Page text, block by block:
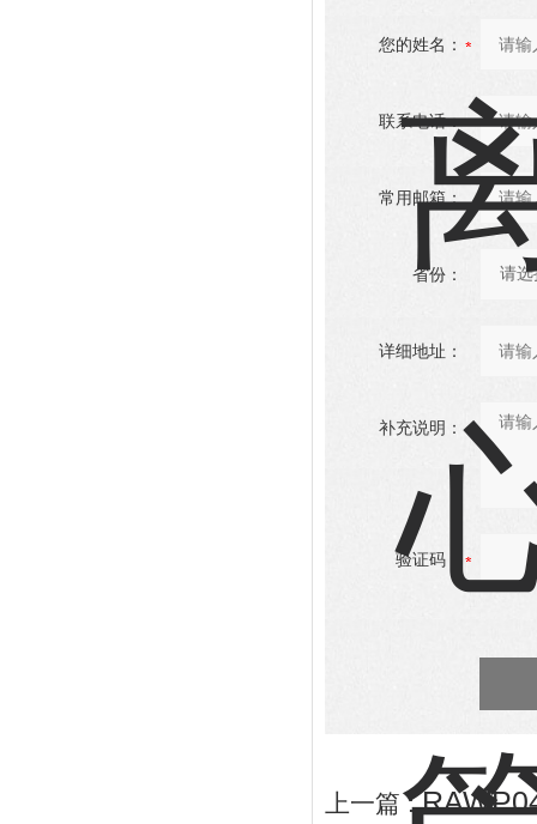
您的姓名：
联系电话：
常用邮箱：
省份：
详细地址：
补充说明：
验证码：
上一篇 :